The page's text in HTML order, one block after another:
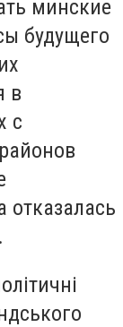
минские
будущего
в
с
отказалась